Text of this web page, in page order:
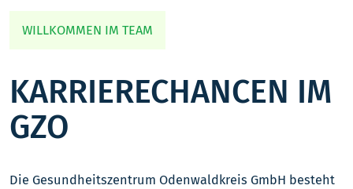
WILLKOMMEN IM TEAM
KARRIERECHANCEN IM
GZO
Die Gesundheitszentrum Odenwaldkreis GmbH besteht